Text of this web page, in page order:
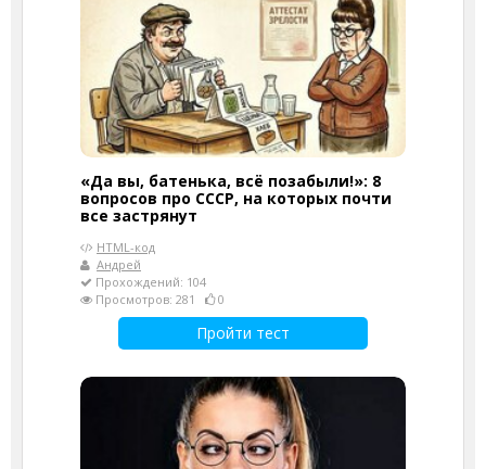
«Да вы, батенька, всё позабыли!»: 8
вопросов про СССР, на которых почти
все застрянут
HTML-код
Андрей
Прохождений: 104
Просмотров: 281
0
Пройти тест